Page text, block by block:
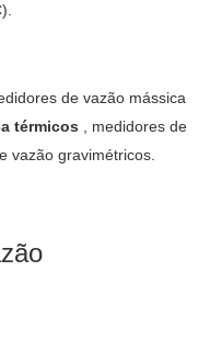
de vazão mássica
térmicos , medidores de
vazão gravimétricos.